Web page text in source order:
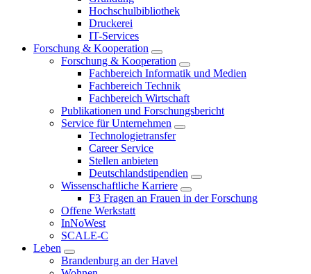
Hochschulbibliothek
Druckerei
IT-Services
Forschung & Kooperation
Forschung & Kooperation
Fachbereich Informatik und Medien
Fachbereich Technik
Fachbereich Wirtschaft
Publikationen und Forschungsbericht
Service für Unternehmen
Technologietransfer
Career Service
Stellen anbieten
Deutschlandstipendien
Wissenschaftliche Karriere
F3 Fragen an Frauen in der Forschung
Offene Werkstatt
InNoWest
SCALE-C
Leben
Brandenburg an der Havel